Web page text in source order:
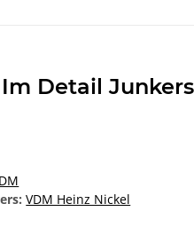
Detail
VDM Heinz Nickel